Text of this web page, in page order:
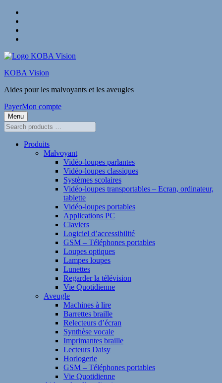
content
footer
KOBA Vision
Aides pour les malvoyants et les aveugles
PayerMon compte
Menu
Search
products
Produits
Malvoyant
Vidéo-loupes parlantes
Vidéo-loupes classiques
Systèmes scolaires
Vidéo-loupes transportables – Ecran, ordinateur,
tablette
Vidéo-loupes portables
Applications PC
Claviers
Logiciel d’accessibilité
GSM – Téléphones portables
Loupes optiques
Lampes loupes
Lunettes
Regarder la télévision
Vie Quotidienne
Aveugle
Machines à lire
Barrettes braille
Relecteurs d’écran
Synthèse vocale
Imprimantes braille
Lecteurs Daisy
Horlogerie
GSM – Téléphones portables
Vie Quotidienne